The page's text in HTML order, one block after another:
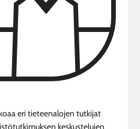
eri tieteenalojen tutkijat
keskustelujen